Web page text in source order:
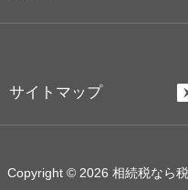
サイトマップ
Copyright © 2026 相続税なら